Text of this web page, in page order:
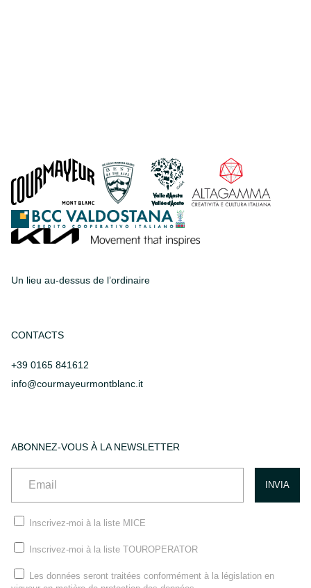
Un lieu au-dessus de l’ordinaire
CONTACTS
+39 0165 841612
info@courmayeurmontblanc.it
ABONNEZ-VOUS À LA NEWSLETTER
Inscrivez-moi à la liste MICE
Inscrivez-moi à la liste TOUROPERATOR
Les données seront traitées conformément à la législation en